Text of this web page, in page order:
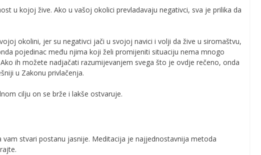
u kojoj žive. Ako u vašoj okolici prevladavaju negativci, sva je prilika da
okolini, jer su negativci jači u svojoj navici i volji da žive u siromaštvu,
pojedinac među njima koji želi promijeniti situaciju nema mnogo
ih možete nadjačati razumijevanjem svega što je ovdje rečeno, onda
u Zakonu privlačenja.
cilju on se brže i lakše ostvaruje.
vam stvari postanu jasnije. Meditacija je najjednostavnija metoda